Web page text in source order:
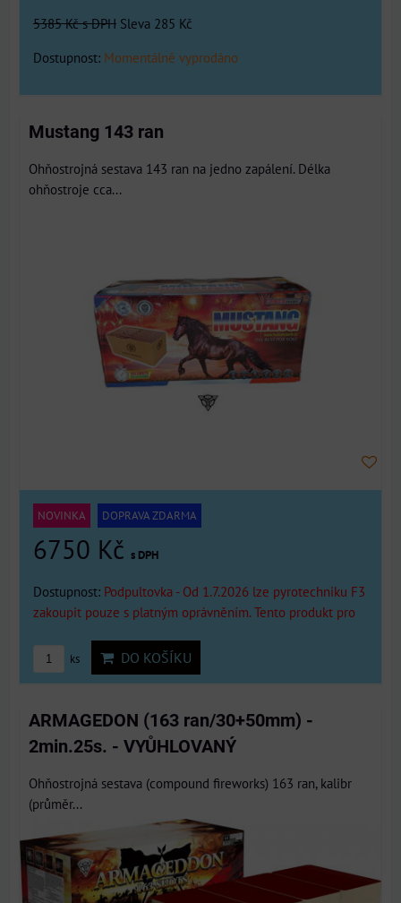
5385 Kčs DPH Sleva 285 Kč
Dostupnost: Momentálně vyprodáno
Mustang 143 ran
Ohňostrojná sestava 143 ran na jedno zapálení. Délka
ohňostroje cca...
NOVINKA DOPRAVA ZDARMA
6750 Kč s DPH
Dostupnost: Podpultovka - Od 1.7.2026 lze pyrotechniku F3
zakoupit pouze s platným oprávněním. Tento produkt pro
ks DO KOŠÍKU
ARMAGEDON (163 ran/30+50mm) -
2min.25s. - VYŮHLOVANÝ
Ohňostrojná sestava (compound fireworks) 163 ran, kalibr
(průměr...